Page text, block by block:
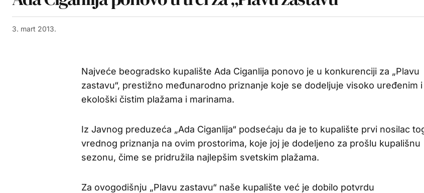
3. mart 2013.
Najveće beogradsko kupalište Ada Ciganlija ponovo je u konkurenciji za „Plavu
zastavu“, prestižno međunarodno priznanje koje se dodeljuje visoko uređenim i
ekološki čistim plažama i marinama.
Iz Javnog preduzeća „Ada Ciganlija“ podsećaju da je to kupalište prvi nosilac
vrednog priznanja na ovim prostorima, koje joj je dodeljeno za prošlu kupališnu
sezonu, čime se pridružila najlepšim svetskim plažama.
Za ovogodišnju „Plavu zastavu“ naše kupalište već je dobilo potvrdu